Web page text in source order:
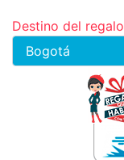
Destino del regalo